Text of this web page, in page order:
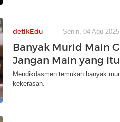
detikEdu Senin, 04 Agu
Banyak Murid Main
Jangan Main yang
Mendikdasmen temukan banyak
kekerasan.